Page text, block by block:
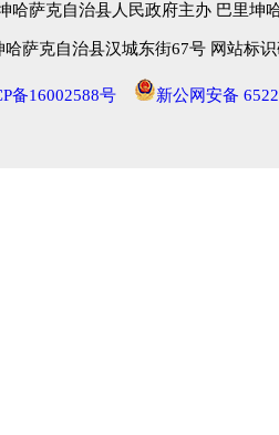
哈萨克自治县人民政府主办 巴里坤
萨克自治县汉城东街67号 网站标
备16002588号 新公网安备